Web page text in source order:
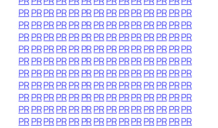
PRPRPRPRPR PRPRPRPRPRPRPR PRPR
PRPRPRPRPR PRPRPRPRPRPRPR PRPR
PRPRPRPRPR PRPRPRPRPRPRPR PRPR
PRPRPRPRPR PRPRPRPRPRPRPR PRPR
PRPRPRPRPR PRPRPRPRPRPRPR PRPR
PRPRPRPRPR PRPRPRPRPRPRPR PRPR
PRPRPRPRPR PRPRPRPRPRPRPR PRPR
PRPRPRPRPR PRPRPRPRPRPRPR PRPR
PRPRPRPRPR PRPRPRPRPRPRPR PRPR
PRPRPRPRPR PRPRPRPRPRPRPR PRPR